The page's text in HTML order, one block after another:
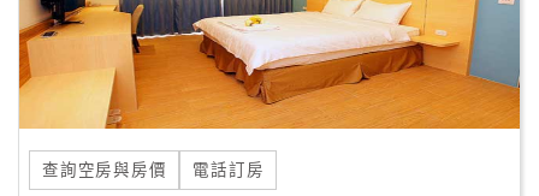
意
度
訂
單
管
查詢空房與房價 電話訂房